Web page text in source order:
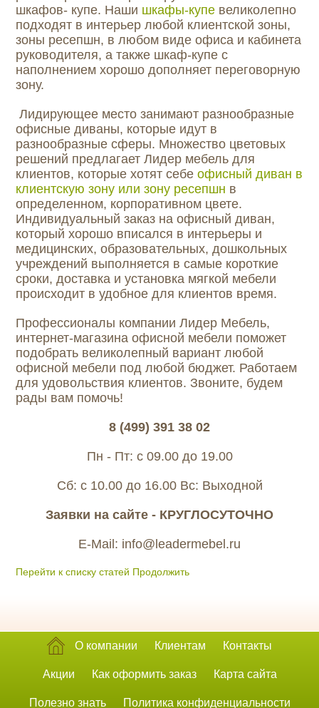
шкафов- купе. Наши шкафы-купе великолепно
подходят в интерьер любой клиентской зоны,
зоны ресепшн, в любом виде офиса и кабинета
руководителя, а также шкаф-купе с
наполнением хорошо дополняет переговорную
зону.
Лидирующее место занимают разнообразные
офисные диваны, которые идут в
разнообразные сферы. Множество цветовых
решений предлагает Лидер мебель для
клиентов, которые хотят себе офисный диван в
клиентскую зону или зону ресепшн в
определенном, корпоративном цвете.
Индивидуальный заказ на офисный диван,
который хорошо вписался в интерьеры и
медицинских, образовательных, дошкольных
учреждений выполняется в самые короткие
сроки, доставка и установка мягкой мебели
происходит в удобное для клиентов время.
Профессионалы компании Лидер Мебель,
интернет-магазина офисной мебели поможет
подобрать великолепный вариант любой
офисной мебели под любой бюджет. Работаем
для удовольствия клиентов. Звоните, будем
рады вам помочь!
8 (499) 391 38 02
Пн - Пт: с 09.00 до 19.00
Сб: с 10.00 до 16.00 Вс: Выходной
Заявки на сайте - КРУГЛОСУТОЧНО
E-Mail: info@leadermebel.ru
Перейти к списку статей Продолжить
О компании Клиентам Контакты
Акции Как оформить заказ Карта сайта
Полезно знать Политика конфиденциальности